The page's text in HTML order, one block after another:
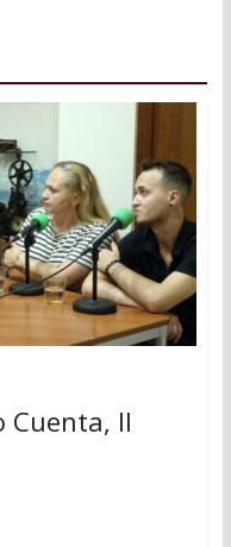
Cuenta, II